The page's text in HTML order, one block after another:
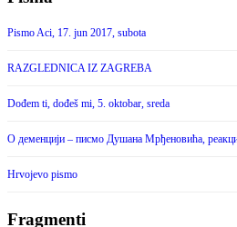
Pismo Aci, 17. jun 2017, subota
RAZGLEDNICA IZ ZAGREBA
Dođem ti, dođeš mi, 5. oktobar, sreda
О деменцији – писмо Душана Мрђеновића,
Hrvojevo pismo
Fragmenti